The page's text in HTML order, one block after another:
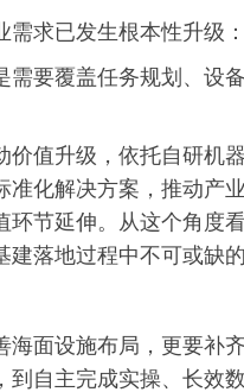
需求已发生根本性升级
需要覆盖任务规划、设
价值升级，依托自研机
准化解决方案，推动产
环节延伸。从这个角度
建落地过程中不可或缺
海面设施布局，更要补
到自主完成实操、长效